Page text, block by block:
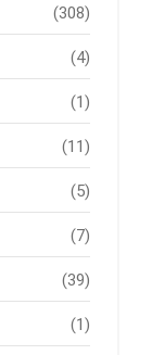
(308)
(4)
(1)
(11)
(5)
(7)
(39)
(1)